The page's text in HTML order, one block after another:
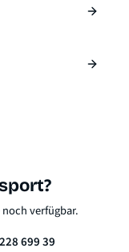
verfügbar.
699 39